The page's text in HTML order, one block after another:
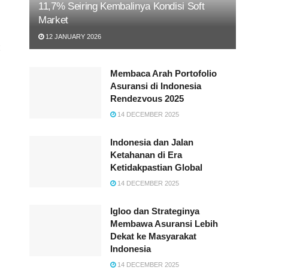
11,7% Seiring Kembalinya Kondisi Soft
Market
12 JANUARY 2026
Membaca Arah Portofolio
Asuransi di Indonesia
Rendezvous 2025
14 DECEMBER 2025
Indonesia dan Jalan
Ketahanan di Era
Ketidakpastian Global
14 DECEMBER 2025
Igloo dan Strateginya
Membawa Asuransi Lebih
Dekat ke Masyarakat
Indonesia
14 DECEMBER 2025